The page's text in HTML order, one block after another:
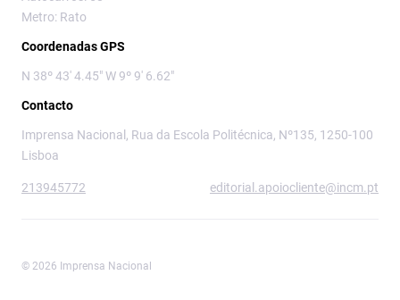
Metro: Rato
Coordenadas GPS
N 38º 43' 4.45" W 9º 9' 6.62"
Contacto
Imprensa Nacional, Rua da Escola Politécnica, Nº135, 1250-100
Lisboa
213945772 editorial.apoiocliente@incm.pt
© 2026 Imprensa Nacional